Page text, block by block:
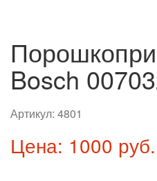
Bosch
Артикул: 4801
Цена: 1000 руб.